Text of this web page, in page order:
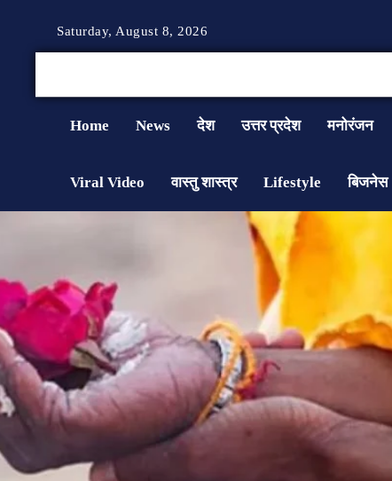
Saturday, August 8, 2026
Home News देश उत्तर प्रदेश मनोरंजन
Viral Video वास्तु शास्त्र Lifestyle बिजनेस